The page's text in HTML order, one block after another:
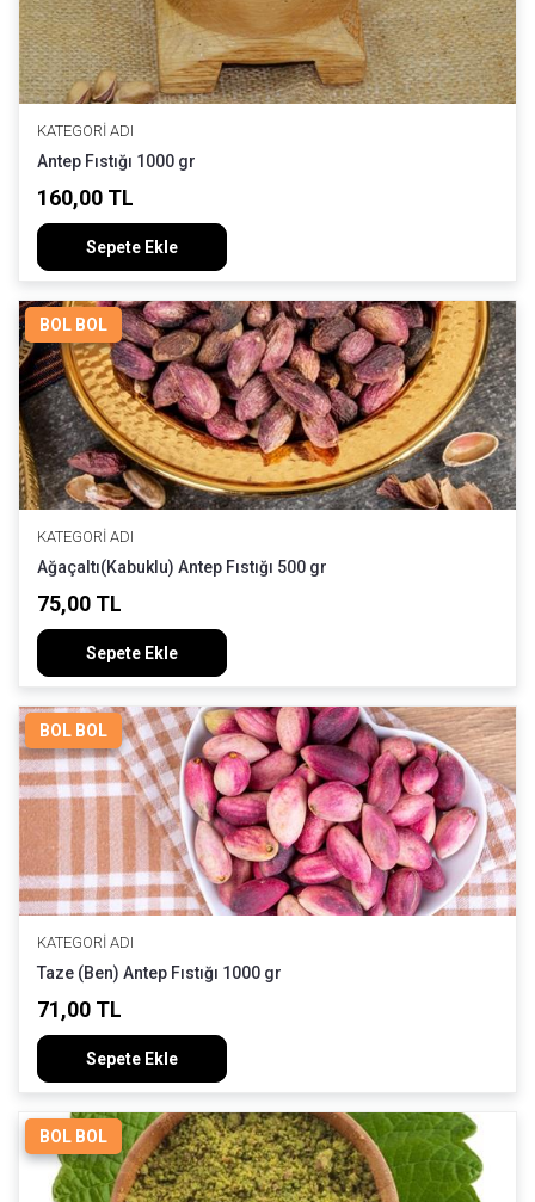
KATEGORI ADI
Antep Fıstığı 1000 gr
160,00 TL
Sepete Ekle
BOL BOL
KATEGORI ADI
Ağaçaltı(Kabuklu) Antep Fıstığı 500 gr
75,00 TL
Sepete Ekle
BOL BOL
KATEGORI ADI
Taze (Ben) Antep Fıstığı 1000 gr
71,00 TL
Sepete Ekle
BOL BOL